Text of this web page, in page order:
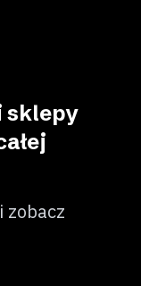
sklepy
zobacz